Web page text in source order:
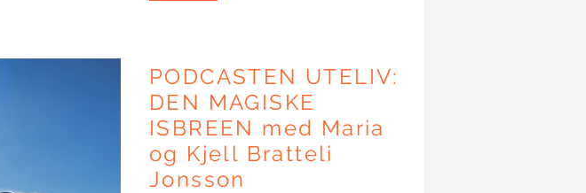
PODCASTEN UTELIV:
DEN MAGISKE
ISBREEN med Maria
og Kjell Bratteli
Jonsson